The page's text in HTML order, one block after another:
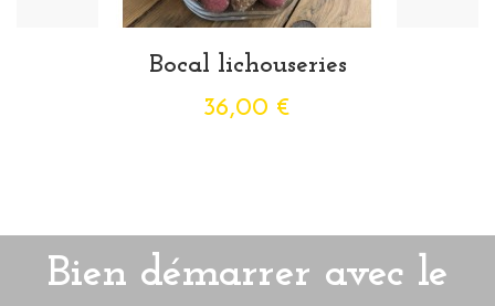
Bocal lichouseries
36,00 €
Bien démarrer avec le